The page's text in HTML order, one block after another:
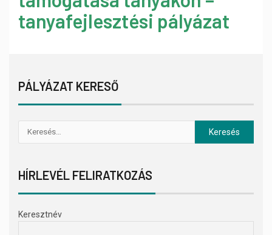
tanyafejlesztési pályázat
PÁLYÁZAT KERESŐ
HÍRLEVÉL FELIRATKOZÁS
Keresztnév